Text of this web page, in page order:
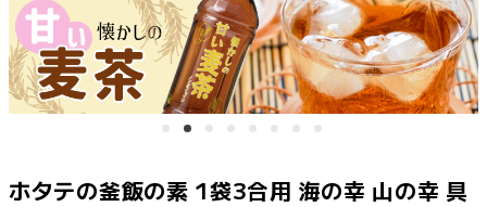
ホタテの釜飯の素 1袋3合用 海の幸 山の幸 具